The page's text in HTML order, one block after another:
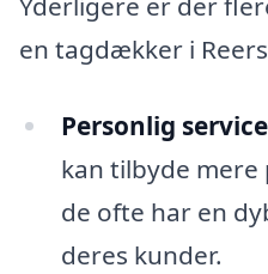
en tagdækker i
Personlig
kan tilbyde mere
de ofte har en
deres kunder.